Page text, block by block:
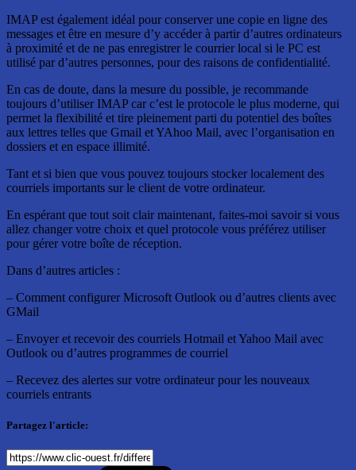
IMAP est également idéal pour conserver une copie en ligne des
messages et être en mesure d’y accéder à partir d’autres ordinateurs
à proximité et de ne pas enregistrer le courrier local si le PC est
utilisé par d’autres personnes, pour des raisons de confidentialité.
En cas de doute, dans la mesure du possible, je recommande
toujours d’utiliser IMAP car c’est le protocole le plus moderne, qui
permet la flexibilité et tire pleinement parti du potentiel des boîtes
aux lettres telles que Gmail et YAhoo Mail, avec l’organisation en
dossiers et en espace illimité.
Tant et si bien que vous pouvez toujours stocker localement des
courriels importants sur le client de votre ordinateur.
En espérant que tout soit clair maintenant, faites-moi savoir si vous
allez changer votre choix et quel protocole vous préférez utiliser
pour gérer votre boîte de réception.
Dans d’autres articles :
– Comment configurer Microsoft Outlook ou d’autres clients avec
GMail
– Envoyer et recevoir des courriels Hotmail et Yahoo Mail avec
Outlook ou d’autres programmes de courriel
– Recevez des alertes sur votre ordinateur pour les nouveaux
courriels entrants
Partagez l'article: